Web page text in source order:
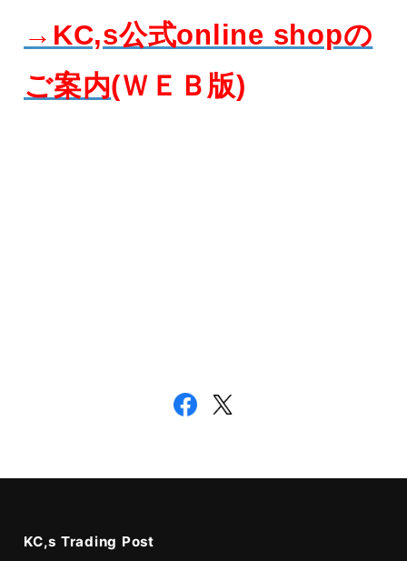
→KC,s公式online shopの
ご案内(ＷＥＢ版)
KC,s Trading Post